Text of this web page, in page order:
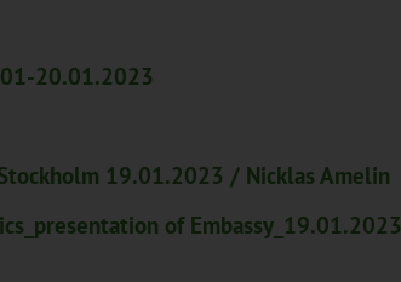
20.01.2023
19.01.2023 / Nicklas Amelin
of Embassy_19.01.2023